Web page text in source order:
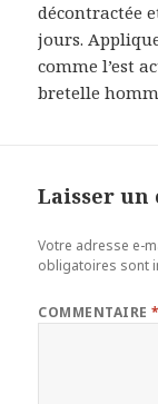
décontractée
jours.
comme l’est
bretelle
Laisser un
Votre adresse e-
obligatoires sont
COMMENTAIRE*